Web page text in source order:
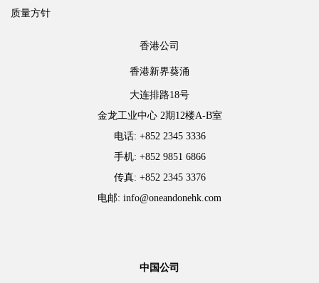
质量方针
香港公司
香港新界葵涌
大连排路18号
金龙工业中心 2期12楼A-B室
电话: +852 2345 3336
手机: +852 9851 6866
传真: +852 2345 3376
电邮: info@oneandonehk.com
中国公司